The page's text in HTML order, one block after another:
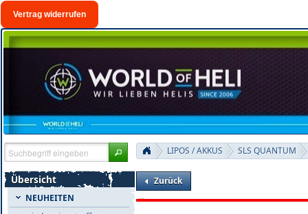
Vertrag widerrufen
Übersicht
NEUHEITEN
LIPOS / AKKUS SLS QUANTUM
Zurück